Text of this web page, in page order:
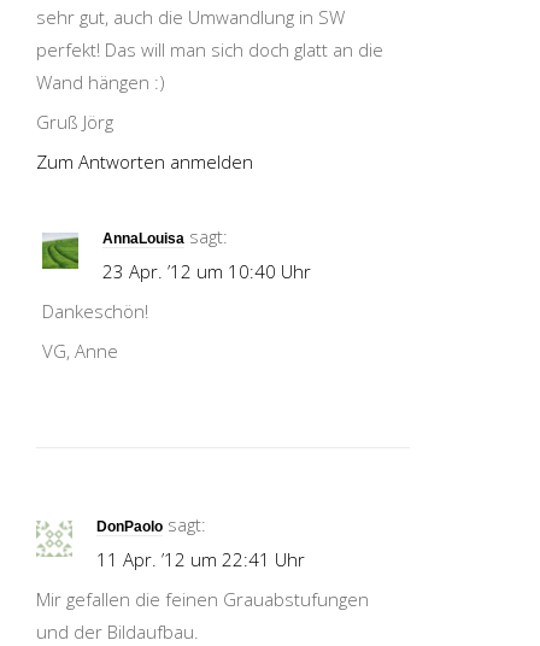
sehr gut, auch die Umwandlung in SW
perfekt! Das will man sich doch glatt an die
Wand hängen :)
Gruß Jörg
Zum Antworten anmelden
AnnaLouisa sagt:
23 Apr. ’12 um 10:40 Uhr
Dankeschön!
VG, Anne
DonPaolo sagt:
11 Apr. ’12 um 22:41 Uhr
Mir gefallen die feinen Grauabstufungen
und der Bildaufbau.